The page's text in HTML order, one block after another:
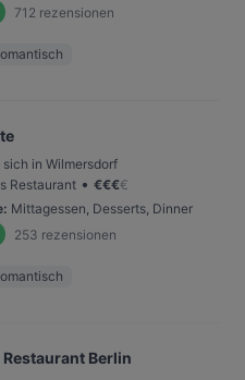
712 rezensionen
in Wilmersdorf
Restaurant • €€€€
: Mittagessen, Desserts, Dinner
253 rezensionen
Berlin